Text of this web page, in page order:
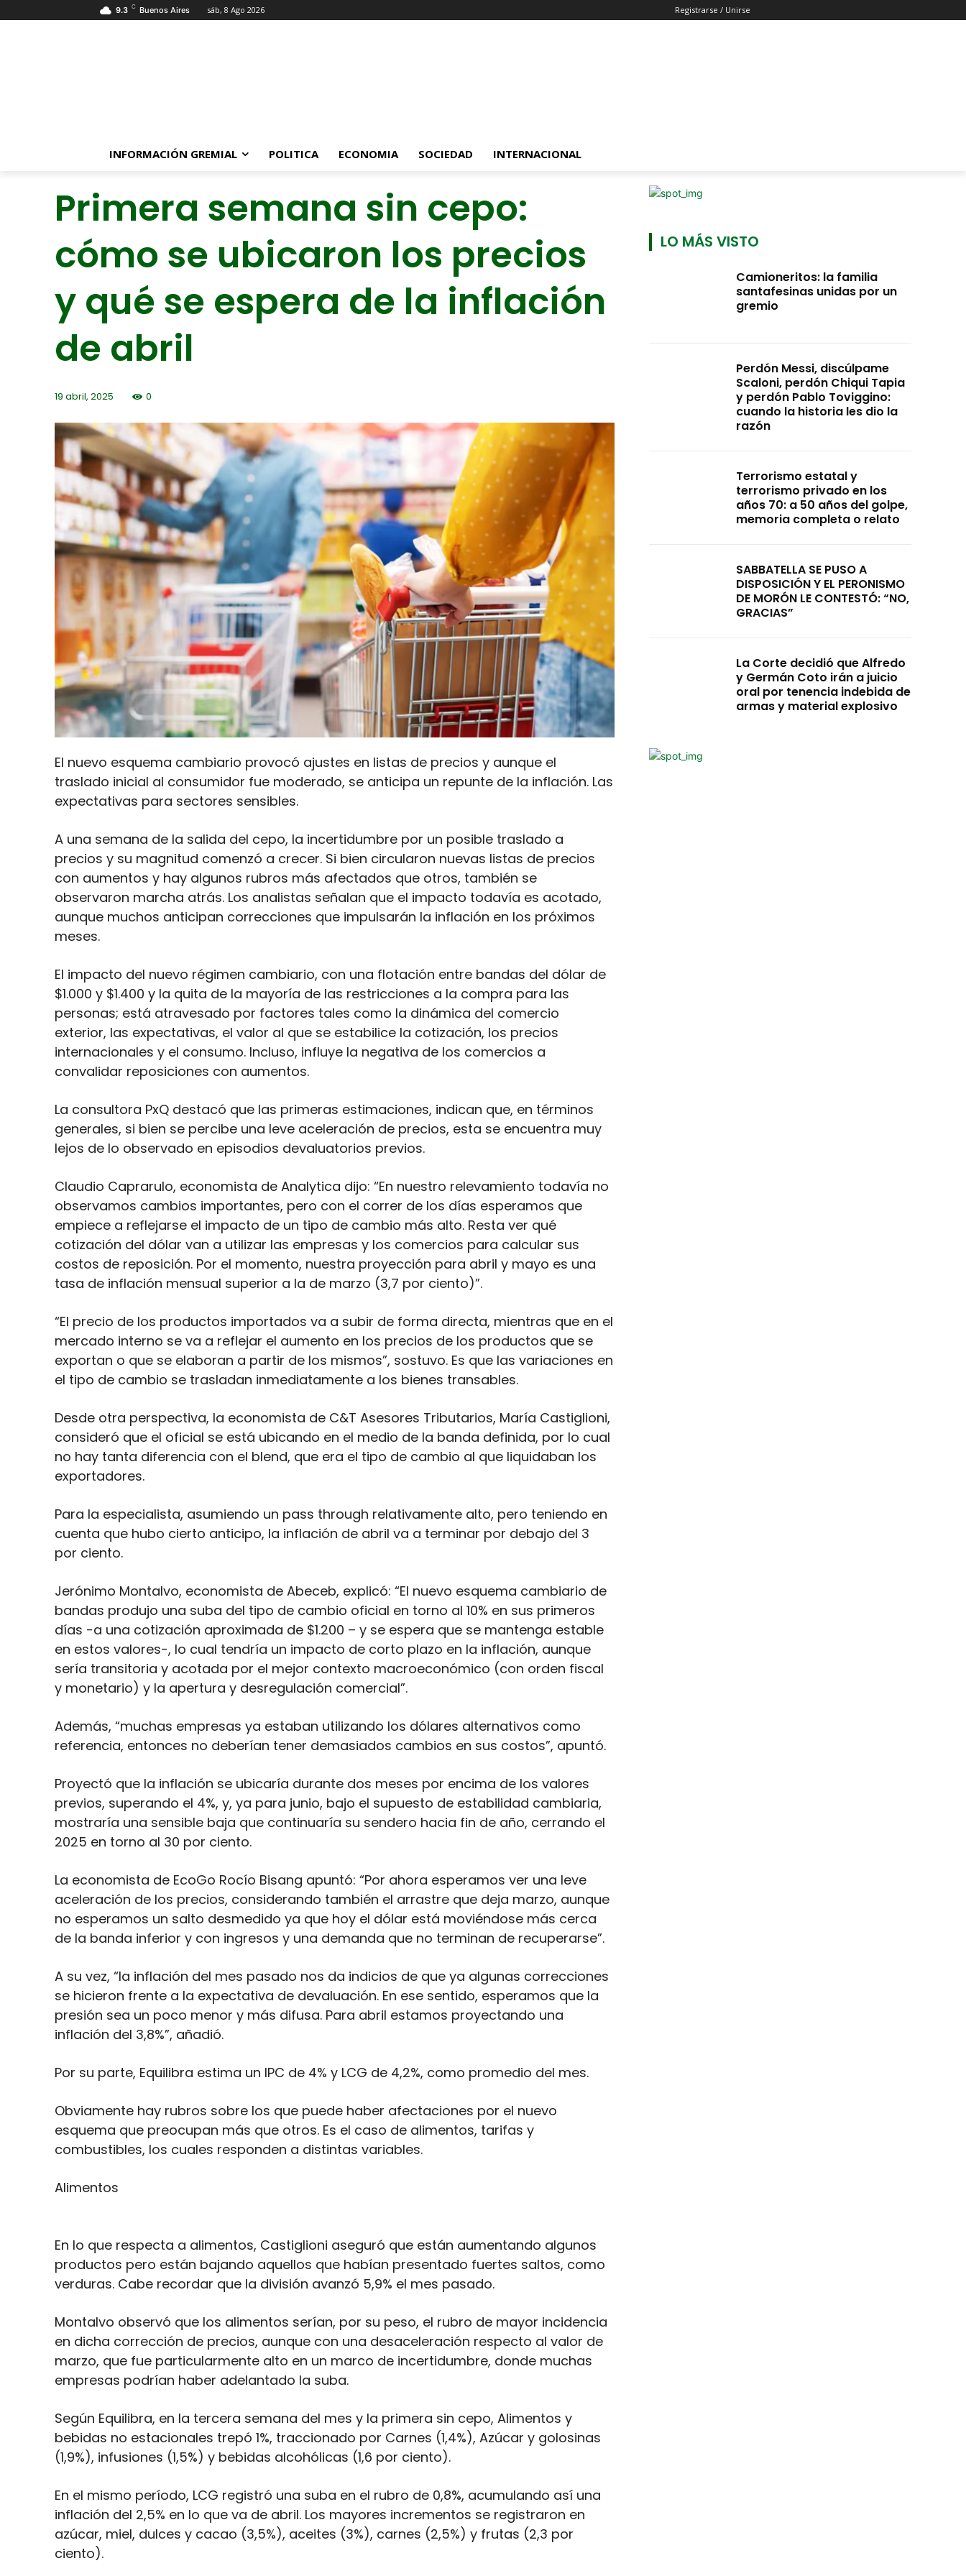
9.3 C Buenos Aires sáb, 8 Ago 2026 Registrarse / Unirse
INFORMACIÓN GREMIAL POLITICA ECONOMIA SOCIEDAD INTERNACIONAL
Primera semana sin cepo:
cómo se ubicaron los precios
y qué se espera de la inflación
de abril
19 abril, 2025 0
El nuevo esquema cambiario provocó ajustes en listas de precios y aunque el
traslado inicial al consumidor fue moderado, se anticipa un repunte de la inflación. Las
expectativas para sectores sensibles.
A una semana de la salida del cepo, la incertidumbre por un posible traslado a
precios y su magnitud comenzó a crecer. Si bien circularon nuevas listas de precios
con aumentos y hay algunos rubros más afectados que otros, también se
observaron marcha atrás. Los analistas señalan que el impacto todavía es acotado,
aunque muchos anticipan correcciones que impulsarán la inflación en los próximos
meses.
El impacto del nuevo régimen cambiario, con una flotación entre bandas del dólar de
$1.000 y $1.400 y la quita de la mayoría de las restricciones a la compra para las
personas; está atravesado por factores tales como la dinámica del comercio
exterior, las expectativas, el valor al que se estabilice la cotización, los precios
internacionales y el consumo. Incluso, influye la negativa de los comercios a
convalidar reposiciones con aumentos.
La consultora PxQ destacó que las primeras estimaciones, indican que, en términos
generales, si bien se percibe una leve aceleración de precios, esta se encuentra muy
lejos de lo observado en episodios devaluatorios previos.
Claudio Caprarulo, economista de Analytica dijo: “En nuestro relevamiento todavía no
observamos cambios importantes, pero con el correr de los días esperamos que
empiece a reflejarse el impacto de un tipo de cambio más alto. Resta ver qué
cotización del dólar van a utilizar las empresas y los comercios para calcular sus
costos de reposición. Por el momento, nuestra proyección para abril y mayo es una
tasa de inflación mensual superior a la de marzo (3,7 por ciento)”.
“El precio de los productos importados va a subir de forma directa, mientras que en el
mercado interno se va a reflejar el aumento en los precios de los productos que se
exportan o que se elaboran a partir de los mismos”, sostuvo. Es que las variaciones en
el tipo de cambio se trasladan inmediatamente a los bienes transables.
Desde otra perspectiva, la economista de C&T Asesores Tributarios, María Castiglioni,
consideró que el oficial se está ubicando en el medio de la banda definida, por lo cual
no hay tanta diferencia con el blend, que era el tipo de cambio al que liquidaban los
exportadores.
Para la especialista, asumiendo un pass through relativamente alto, pero teniendo en
cuenta que hubo cierto anticipo, la inflación de abril va a terminar por debajo del 3
por ciento.
Jerónimo Montalvo, economista de Abeceb, explicó: “El nuevo esquema cambiario de
bandas produjo una suba del tipo de cambio oficial en torno al 10% en sus primeros
días -a una cotización aproximada de $1.200 – y se espera que se mantenga estable
en estos valores-, lo cual tendría un impacto de corto plazo en la inflación, aunque
sería transitoria y acotada por el mejor contexto macroeconómico (con orden fiscal
y monetario) y la apertura y desregulación comercial”.
Además, “muchas empresas ya estaban utilizando los dólares alternativos como
referencia, entonces no deberían tener demasiados cambios en sus costos”, apuntó.
Proyectó que la inflación se ubicaría durante dos meses por encima de los valores
previos, superando el 4%, y, ya para junio, bajo el supuesto de estabilidad cambiaria,
mostraría una sensible baja que continuaría su sendero hacia fin de año, cerrando el
2025 en torno al 30 por ciento.
La economista de EcoGo Rocío Bisang apuntó: “Por ahora esperamos ver una leve
aceleración de los precios, considerando también el arrastre que deja marzo, aunque
no esperamos un salto desmedido ya que hoy el dólar está moviéndose más cerca
de la banda inferior y con ingresos y una demanda que no terminan de recuperarse”.
A su vez, “la inflación del mes pasado nos da indicios de que ya algunas correcciones
se hicieron frente a la expectativa de devaluación. En ese sentido, esperamos que la
presión sea un poco menor y más difusa. Para abril estamos proyectando una
inflación del 3,8%”, añadió.
Por su parte, Equilibra estima un IPC de 4% y LCG de 4,2%, como promedio del mes.
Obviamente hay rubros sobre los que puede haber afectaciones por el nuevo
esquema que preocupan más que otros. Es el caso de alimentos, tarifas y
combustibles, los cuales responden a distintas variables.
Alimentos
En lo que respecta a alimentos, Castiglioni aseguró que están aumentando algunos
productos pero están bajando aquellos que habían presentado fuertes saltos, como
verduras. Cabe recordar que la división avanzó 5,9% el mes pasado.
Montalvo observó que los alimentos serían, por su peso, el rubro de mayor incidencia
en dicha corrección de precios, aunque con una desaceleración respecto al valor de
marzo, que fue particularmente alto en un marco de incertidumbre, donde muchas
empresas podrían haber adelantado la suba.
Según Equilibra, en la tercera semana del mes y la primera sin cepo, Alimentos y
bebidas no estacionales trepó 1%, traccionado por Carnes (1,4%), Azúcar y golosinas
(1,9%), infusiones (1,5%) y bebidas alcohólicas (1,6 por ciento).
En el mismo período, LCG registró una suba en el rubro de 0,8%, acumulando así una
inflación del 2,5% en lo que va de abril. Los mayores incrementos se registraron en
azúcar, miel, dulces y cacao (3,5%), aceites (3%), carnes (2,5%) y frutas (2,3 por
ciento).
LO MÁS VISTO
Camioneritos: la familia
santafesinas unidas por un
gremio
Perdón Messi, discúlpame
Scaloni, perdón Chiqui Tapia
y perdón Pablo Toviggino:
cuando la historia les dio la
razón
Terrorismo estatal y
terrorismo privado en los
años 70: a 50 años del golpe,
memoria completa o relato
SABBATELLA SE PUSO A
DISPOSICIÓN Y EL PERONISMO
DE MORÓN LE CONTESTÓ: “NO,
GRACIAS”
La Corte decidió que Alfredo
y Germán Coto irán a juicio
oral por tenencia indebida de
armas y material explosivo